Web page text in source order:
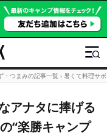
・つまみの記事一覧 › 暑くて料理サ
アナタに捧げる
“楽勝キャンプ